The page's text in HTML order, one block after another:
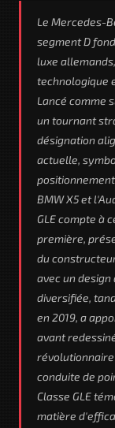
Le Mercedes-
segment D
luxe
technologique
Lancé comme
un tournant
désignation
actuelle,
BMW X5 et
GLE compte à
première,
du
avec un
diversifiée,
en 2019, a
avant
conduite de
Classe GLE
matière